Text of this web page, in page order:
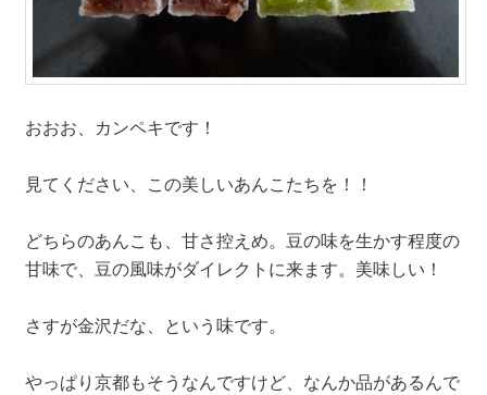
おおお、カンペキです！
見てください、この美しいあんこたちを！！
どちらのあんこも、甘さ控えめ。豆の味を生かす程度の
甘味で、豆の風味がダイレクトに来ます。美味しい！
さすが金沢だな、という味です。
やっぱり京都もそうなんですけど、なんか品があるんで